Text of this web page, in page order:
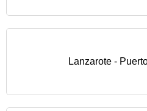
Lanzarote -